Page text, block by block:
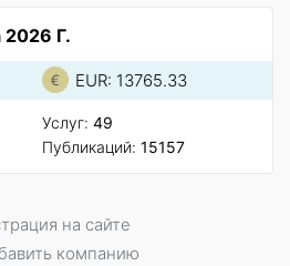
2026 Г.
EUR: 13765.33
Услуг: 49
Публикаций: 15157
на сайте
компанию